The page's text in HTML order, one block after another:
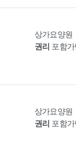
상가요양원
권리 포함
상가요양원
권리 포함